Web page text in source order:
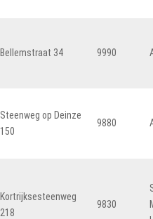
Bellemstraat 34 9990
Steenweg op Deinze
150
9880
Kortrijksesteenweg
218
9830